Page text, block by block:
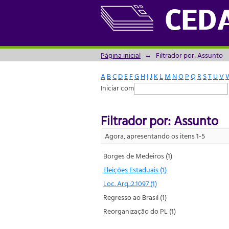
Filtrador por: Assunto
Página inicial → Filtrador por: Assunto
ABCDEFGH IJ KLM NOPQRSTUV
Iniciar com
Filtrador por: Assunto
Agora, apresentando os itens 1-5
Borges de Medeiros (1)
Eleições Estaduais (1)
Loc. Arq.:2.1097 (1)
Regresso ao Brasil (1)
Reorganização do PL (1)